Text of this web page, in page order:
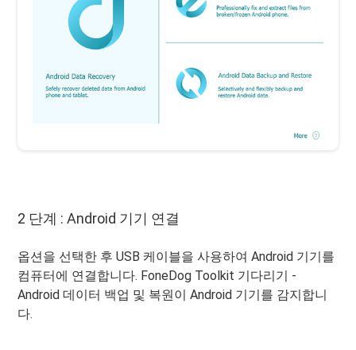
2 단계 : Android 기기 연결
옵션을 선택한 후 USB 케이블을 사용하여 Android 기기를
컴퓨터에 연결합니다. FoneDog Toolkit 기다리기 -
Android 데이터 백업 및 복원이 Android 기기를 감지합니
다.